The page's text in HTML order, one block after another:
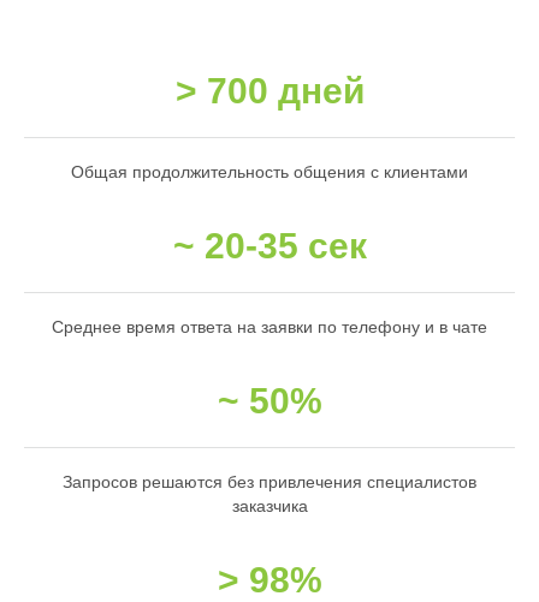
> 700 дней
Общая продолжительность общения с клиентами
~ 20-35 сек
Среднее время ответа на заявки по телефону и в чате
~ 50%
Запросов решаются без привлечения специалистов
заказчика
> 98%